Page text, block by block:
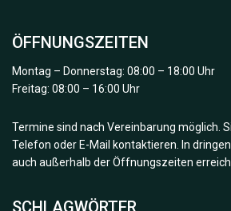
ÖFFNUNGSZEITEN
Montag – Donnerstag: 08:00 – 18:00 Uhr
Freitag: 08:00 – 16:00 Uhr
Termine sind nach Vereinbarung möglich.
Telefon oder E-Mail kontaktieren. In
auch außerhalb der Öffnungszeiten
SCHLAGWÖRTER